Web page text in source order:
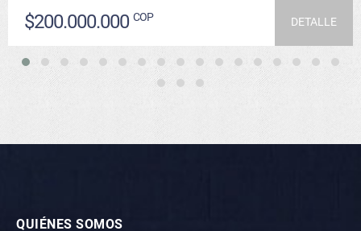
$200.000.000 COP DETALLE
QUIÉNES SOMOS